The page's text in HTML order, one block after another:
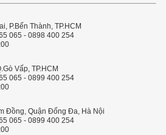
P.Bến Thành, TP.HCM
065 - 0898 400 254
Vấp, TP.HCM
065 - 0899 400 254
Đồng, Quận Đống Đa, Hà Nội
065 - 0899 400 254